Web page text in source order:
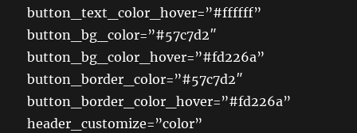
button_text_color_hover=”#ffffff”
button_bg_color=”#57c7d2″
button_bg_color_hover=”#fd226a”
button_border_color=”#57c7d2″
button_border_color_hover=”#fd226a”
header_customize=”color”